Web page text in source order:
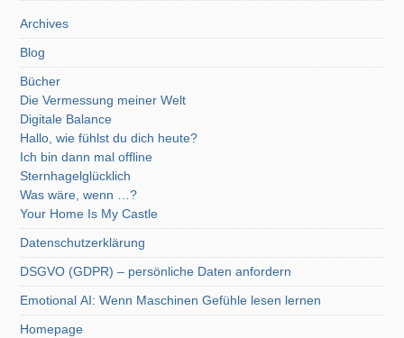
Archives
Blog
Bücher
Die Vermessung meiner Welt
Digitale Balance
Hallo, wie fühlst du dich heute?
Ich bin dann mal offline
Sternhagelglücklich
Was wäre, wenn …?
Your Home Is My Castle
Datenschutzerklärung
DSGVO (GDPR) – persönliche Daten anfordern
Emotional AI: Wenn Maschinen Gefühle lesen lernen
Homepage